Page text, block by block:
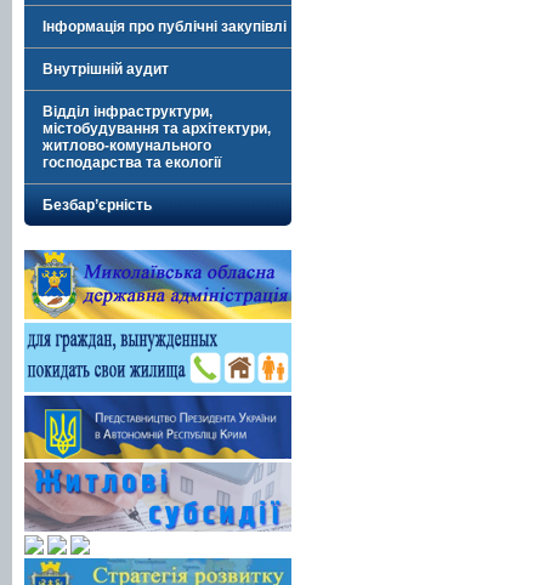
Інформація про публічні закупівлі
Внутрішній аудит
Відділ інфраструктури,
містобудування та архітектури,
житлово-комунального
господарства та екології
Безбар’єрність